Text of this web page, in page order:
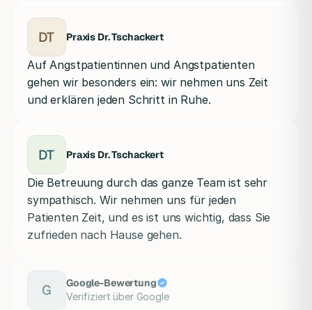
DT Praxis Dr. Tschackert
Auf Angstpatientinnen und Angstpatienten
gehen wir besonders ein: wir nehmen uns Zeit
und erklären jeden Schritt in Ruhe.
DT Praxis Dr. Tschackert
Die Betreuung durch das ganze Team ist sehr
sympathisch. Wir nehmen uns für jeden
Patienten Zeit, und es ist uns wichtig, dass Sie
zufrieden nach Hause gehen.
G Google-Bewertung
Verifiziert über Google